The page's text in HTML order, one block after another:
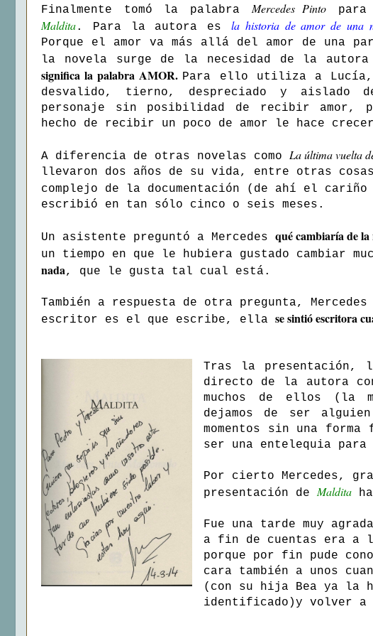
Finalmente tomó la palabraMercedes Pinto para
Maldita. Para la autora es la historia de amor de una
Porque el amor va más allá del amor de una
la novela surge de la necesidad de la
significa la palabra AMOR. Para ello utiliza a Lucía,
desvalido, tierno, despreciado y aislado
personaje sin posibilidad de recibir amor,
hecho de recibir un poco de amor le hace
A diferencia de otras novelas como La última vuelta
llevaron dos años de su vida, entre otras
complejo de la documentación (de ahí el
escribió en tan sólo cinco o seis meses.
Un asistente preguntó a Mercedes qué cambiaría de la
un tiempo en que le hubiera gustado cambiar
nada, que le gusta tal cual está.
También a respuesta de otra pregunta,
escritor es el que escribe, ella se sintió escritora
Tras la presentación,
directo de la autora
muchos de ellos (la
dejamos de ser
momentos sin una
ser una entelequia
Por cierto Mercedes,
presentación deMaldita
Fue una tarde muy
a fin de cuentas era a
porque por fin pude
cara también a unos
(con su hija Bea ya la
identificado)y volver a